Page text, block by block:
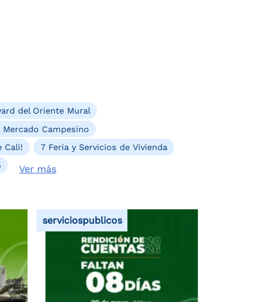
del Oriente Mural
Mercado Campesino
Cali!
7 Feria y Servicios de Vivienda
Ver más
serviciospublicos